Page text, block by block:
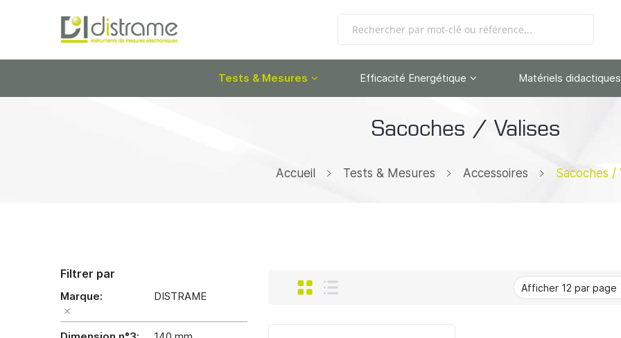
Tests & Mesures Efficacité Energétique Matériels didactiques
Sacoches / Valises
Accueil Tests & Mesures Accessoires Sacoches /
Grille
Filtrer par
Marque DISTRAME